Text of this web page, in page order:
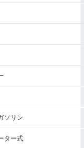
ソリン
ター式